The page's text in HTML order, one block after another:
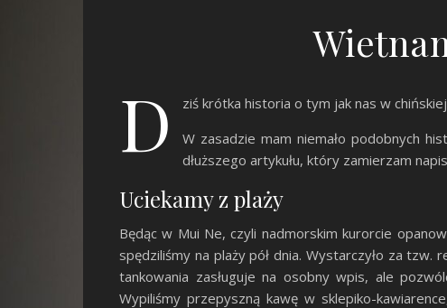
D
ziś krótka historia o tym jak nas w
W zasadzie mam niemało podobnych
dłuższego artykułu, który zamierzam
Uciekamy z plaży
Będąc w Mui Ne, czyli nadmorskim kurorcie
spędziliśmy na plaży pół dnia. Wystarczyło za
tankowania zasługuje na osobny wpis, ale
Wypiliśmy przepyszną kawę w sklepiko-